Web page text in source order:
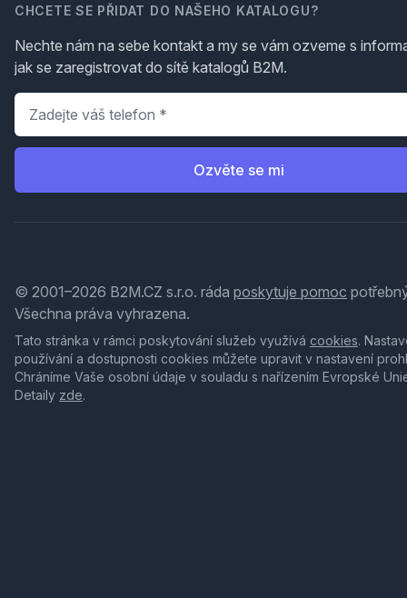
CHCETE SE PŘIDAT DO NAŠEHO KATALOGU?
Nechte nám na sebe kontakt a my se vám ozveme s
jak se zaregistrovat do sítě katalogů B2M.
Telefon
Ozvěte se mi
© 2001–2026 B2M.CZ s.r.o. ráda poskytuje pomoc
Všechna práva vyhrazena.
Tato stránka v rámci poskytování služeb využívá cookies.
používání a dostupnosti cookies můžete upravit v nastavení
Chráníme Vaše osobní údaje v souladu s nařízením Evropské
Detaily zde.